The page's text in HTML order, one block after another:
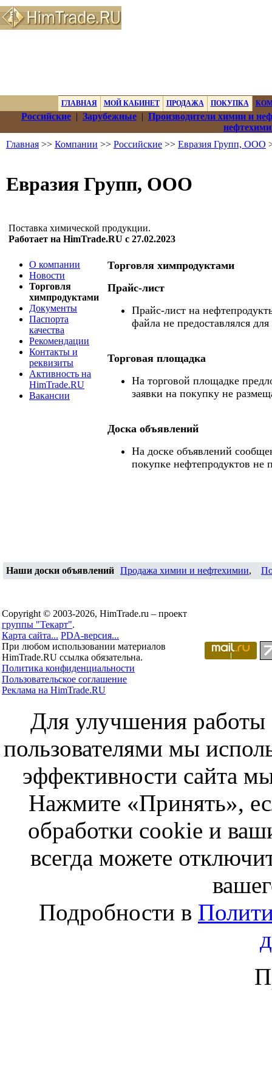
ГЛАВНАЯ МОЙ КАБИНЕТ ПРОДАЖА ПОКУПКА
Российские| Зарубежные| Производители химии и
Главная >> Компании >> Российские >> Евразия Групп, ООО
Евразия Групп, ООО
Поставка химической продукции.
Работает на HimTrade.RU с 27.02.2023
О компании
Новости
Торговля
химпродуктами
Документы
Паспорта
качества
Рекомендации
Контакты и
реквизиты
Активность на
HimTrade.RU
Вакансии
Торговля химпродуктами
Прайс-лист
Прайс-лист на
файла не предоставлялся
Торговая площадка
На торговой площадке
заявки на покупку не
Доска объявлений
На доске объявлений
покупке нефтепродуктов не
Наши доски объявлений Продажа химии и нефтехимии,
Copyright © 2003-2026, HimTrade.ru – проект
группы "Текарт".
Карта сайта... PDA-версия...
При любом использовании материалов
HimTrade.RU ссылка обязательна.
Политика конфиденциальности
Пользовательское соглашение
Реклама на HimTrade.RU
Для улучшения работы
пользователями мы
эффективности сайта
Нажмите «Принять»,
обработки cookie и
всегда можете
Подробности в